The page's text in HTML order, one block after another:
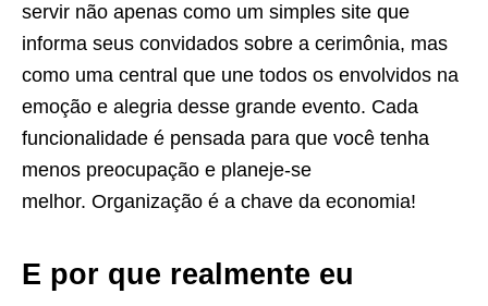
servir não apenas como um simples site que
informa seus convidados sobre a cerimônia, mas
como uma central que une todos os envolvidos na
emoção e alegria desse grande evento. Cada
funcionalidade é pensada para que você tenha
menos preocupação e planeje-se
melhor. Organização é a chave da economia!
E por que realmente eu